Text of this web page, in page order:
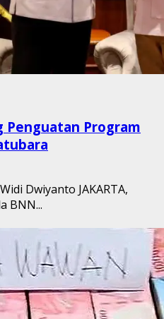
Penguatan Program
Dwiyanto JAKARTA,
BNN...